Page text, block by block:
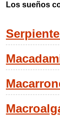
Los sueños